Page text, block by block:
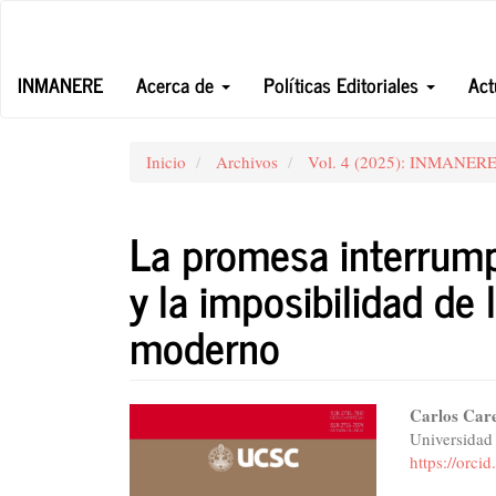
principal
INMANERE
Acerca de Políticas Editoriales
Inicio Archivos Vol. 4 (2025): INMANERE
La promesa
y la imposibilidad de
moderno
Barra
lateral
Carlos
https://